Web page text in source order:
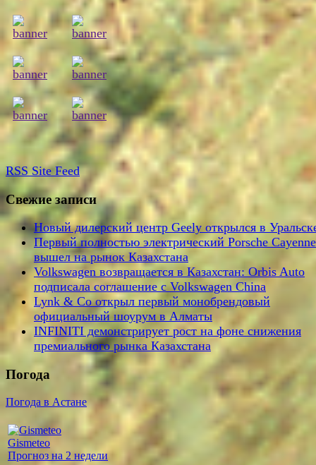
RSS Site Feed
Свежие записи
Новый дилерский центр Geely открылся в
Первый полностью электрический Porsche Cayenne
вышел на рынок Казахстана
Volkswagen возвращается в Казахстан: Orbis Auto
подписала соглашение с Volkswagen China
Lynk & Co открыл первый монобрендовый
официальный шоурум в Алматы
INFINITI демонстрирует рост на фоне снижения
премиального рынка Казахстана
Погода
Погода в Астане
Gismeteo
Прогноз на 2 недели